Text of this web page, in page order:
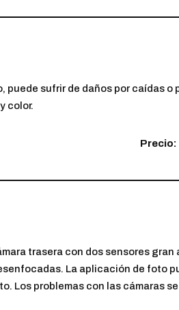
sufrir de daños por caídas o
color.
Precio:
trasera con dos sensores
La aplicación de foto
Los problemas con las cámaras